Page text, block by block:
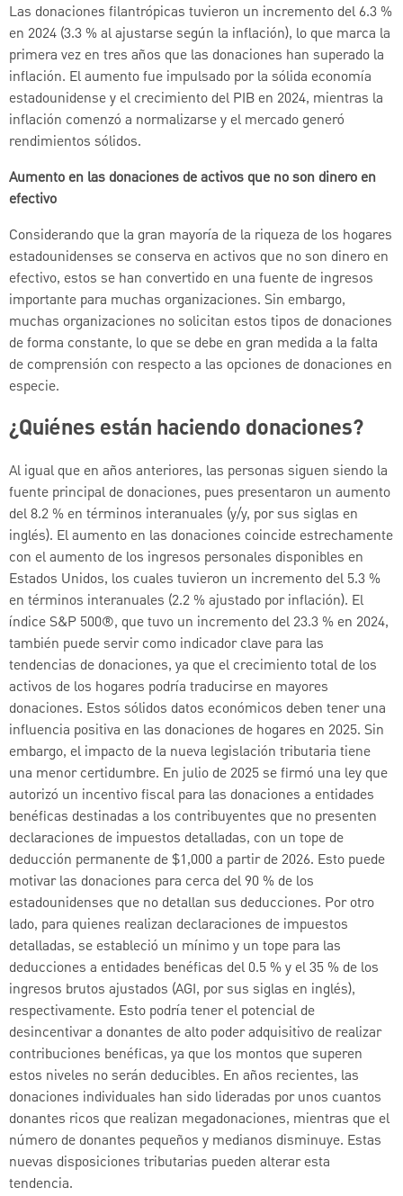
Las donaciones filantrópicas tuvieron un incremento del 6.3 %
en 2024 (3.3 % al ajustarse según la inflación), lo que marca la
primera vez en tres años que las donaciones han superado la
inflación. El aumento fue impulsado por la sólida economía
estadounidense y el crecimiento del PIB en 2024, mientras la
inflación comenzó a normalizarse y el mercado generó
rendimientos sólidos.
Aumento en las donaciones de activos que no son dinero en
efectivo
Considerando que la gran mayoría de la riqueza de los hogares
estadounidenses se conserva en activos que no son dinero en
efectivo, estos se han convertido en una fuente de ingresos
importante para muchas organizaciones. Sin embargo,
muchas organizaciones no solicitan estos tipos de donaciones
de forma constante, lo que se debe en gran medida a la falta
de comprensión con respecto a las opciones de donaciones en
especie.
¿Quiénes están haciendo donaciones?
Al igual que en años anteriores, las personas siguen siendo la
fuente principal de donaciones, pues presentaron un aumento
del 8.2 % en términos interanuales (y/y, por sus siglas en
inglés). El aumento en las donaciones coincide estrechamente
con el aumento de los ingresos personales disponibles en
Estados Unidos, los cuales tuvieron un incremento del 5.3 %
en términos interanuales (2.2 % ajustado por inflación). El
índice S&P 500®, que tuvo un incremento del 23.3 % en 2024,
también puede servir como indicador clave para las
tendencias de donaciones, ya que el crecimiento total de los
activos de los hogares podría traducirse en mayores
donaciones. Estos sólidos datos económicos deben tener una
influencia positiva en las donaciones de hogares en 2025. Sin
embargo, el impacto de la nueva legislación tributaria tiene
una menor certidumbre. En julio de 2025 se firmó una ley que
autorizó un incentivo fiscal para las donaciones a entidades
benéficas destinadas a los contribuyentes que no presenten
declaraciones de impuestos detalladas, con un tope de
deducción permanente de $1,000 a partir de 2026. Esto puede
motivar las donaciones para cerca del 90 % de los
estadounidenses que no detallan sus deducciones. Por otro
lado, para quienes realizan declaraciones de impuestos
detalladas, se estableció un mínimo y un tope para las
deducciones a entidades benéficas del 0.5 % y el 35 % de los
ingresos brutos ajustados (AGI, por sus siglas en inglés),
respectivamente. Esto podría tener el potencial de
desincentivar a donantes de alto poder adquisitivo de realizar
contribuciones benéficas, ya que los montos que superen
estos niveles no serán deducibles. En años recientes, las
donaciones individuales han sido lideradas por unos cuantos
donantes ricos que realizan megadonaciones, mientras que el
número de donantes pequeños y medianos disminuye. Estas
nuevas disposiciones tributarias pueden alterar esta
tendencia.